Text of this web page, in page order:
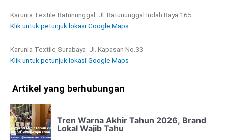
Karunia Textile Batununggal: Jl. Batununggal Indah Raya 165
Klik untuk petunjuk lokasi Google Maps
Karunia Textile Surabaya: Jl. Kapasan No.33
Klik untuk petunjuk lokasi Google Maps
Artikel yang berhubungan
Tren Warna Akhir Tahun 2026, Brand
Lokal Wajib Tahu